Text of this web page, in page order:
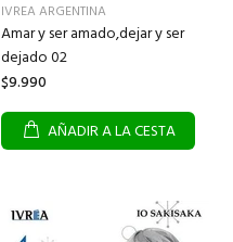
IVREA ARGENTINA
Amar y ser amado,dejar y ser
dejado 02
$9.990
AÑADIR A LA CESTA